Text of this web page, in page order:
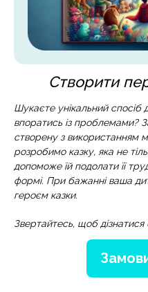
Створити
Шукаєте унікальний спосіб
впоратись із проблемами?
створену з використанням
розробимо казку, яка не
допоможе їй подолати її
формі. При бажанні ваша
героєм казки.
Звертайтесь, щоб дізнатися